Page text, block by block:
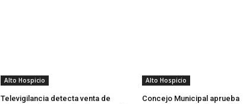
Alto Hospicio
Televigilancia detecta venta de
Alto Hospicio
Concejo Municipal aprueba